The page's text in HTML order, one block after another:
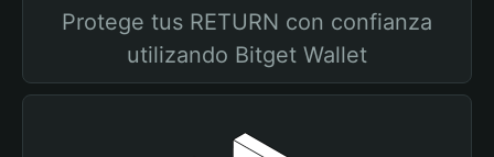
Protege tus RETURN con confianza
utilizando Bitget Wallet